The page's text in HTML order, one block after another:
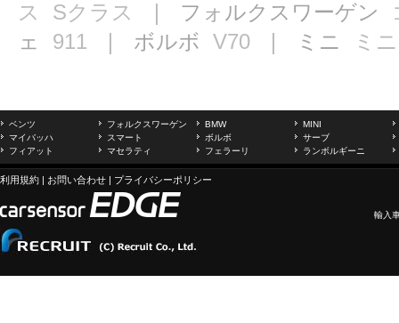
ス
Sクラス ｜ フォルクスワーゲン
ェ 911 ｜ ボルボ V70 ｜ ミニ ミニ
ベンツ フォルクスワーゲン BMW
MINI
マイバッハ
スマート ボルボ
サーブ
フィアット
マセラティ フェラーリ ランボルギーニ
利用規約 | お問い合わせ | プライバシーポリシー
輸入